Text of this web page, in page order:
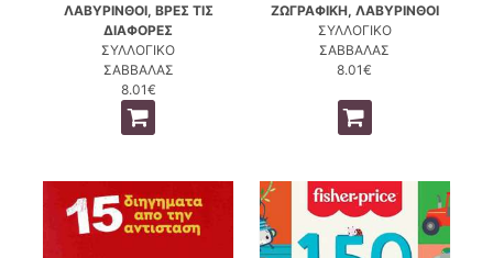
ΛΑΒΥΡΙΝΘΟΙ, ΒΡΕΣ ΤΙΣ
ΔΙΑΦΟΡΕΣ
ΣΥΛΛΟΓΙΚΟ
ΣΑΒΒΑΛΑΣ
8.01€
ΖΩΓΡΑΦΙΚΗ, ΛΑΒΥΡΙΝΘΟΙ
ΣΥΛΛΟΓΙΚΟ
ΣΑΒΒΑΛΑΣ
8.01€